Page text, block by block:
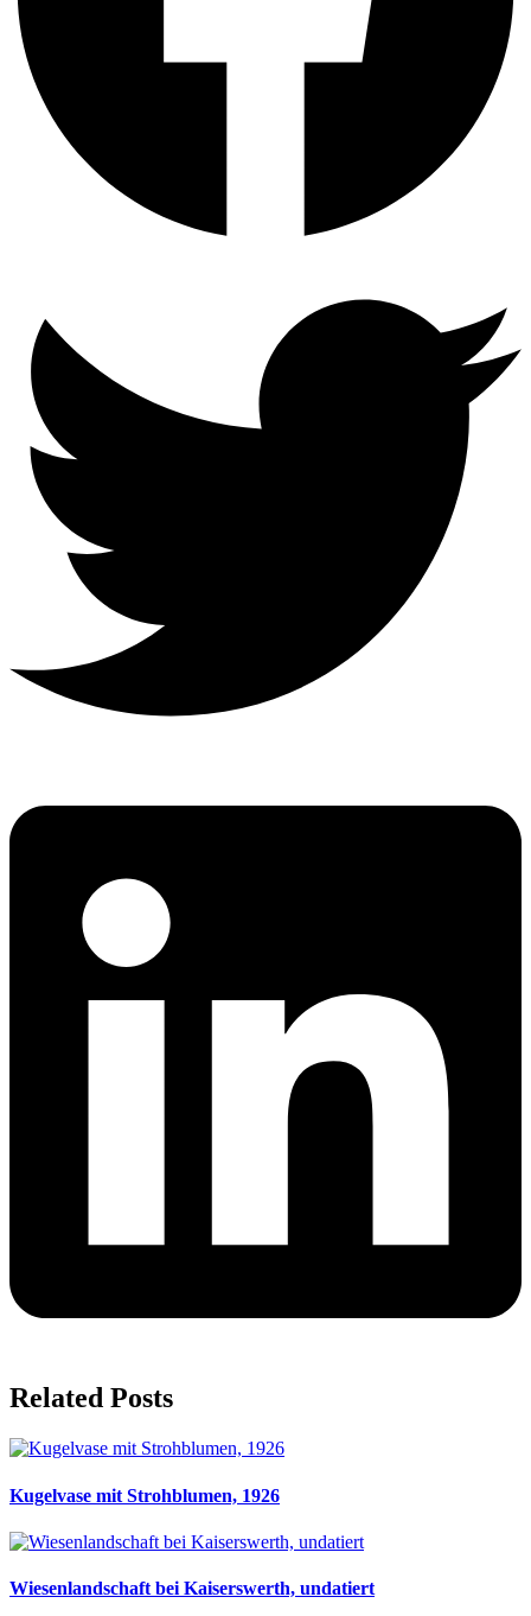
Related Posts
Kugelvase mit Strohblumen, 1926
Wiesenlandschaft bei Kaiserswerth, undatiert